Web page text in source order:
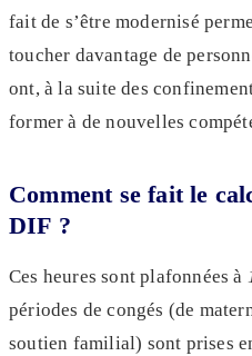
fait de s’être modernisé
toucher davantage de
ont, à la suite des
former à de nouvelles
Comment se fait le
DIF ?
Ces heures sont plafonnées à
périodes de congés (de
soutien familial) sont prises